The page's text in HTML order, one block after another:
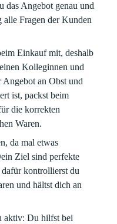
das Angebot genau und
alle Fragen der Kunden
Einkauf mit, deshalb
Kolleginnen und
Angebot an Obst und
ist, packst beim
die korrekten
Waren.
da mal etwas
Ziel sind perfekte
kontrollierst du
und hältst dich an
aktiv: Du hilfst bei